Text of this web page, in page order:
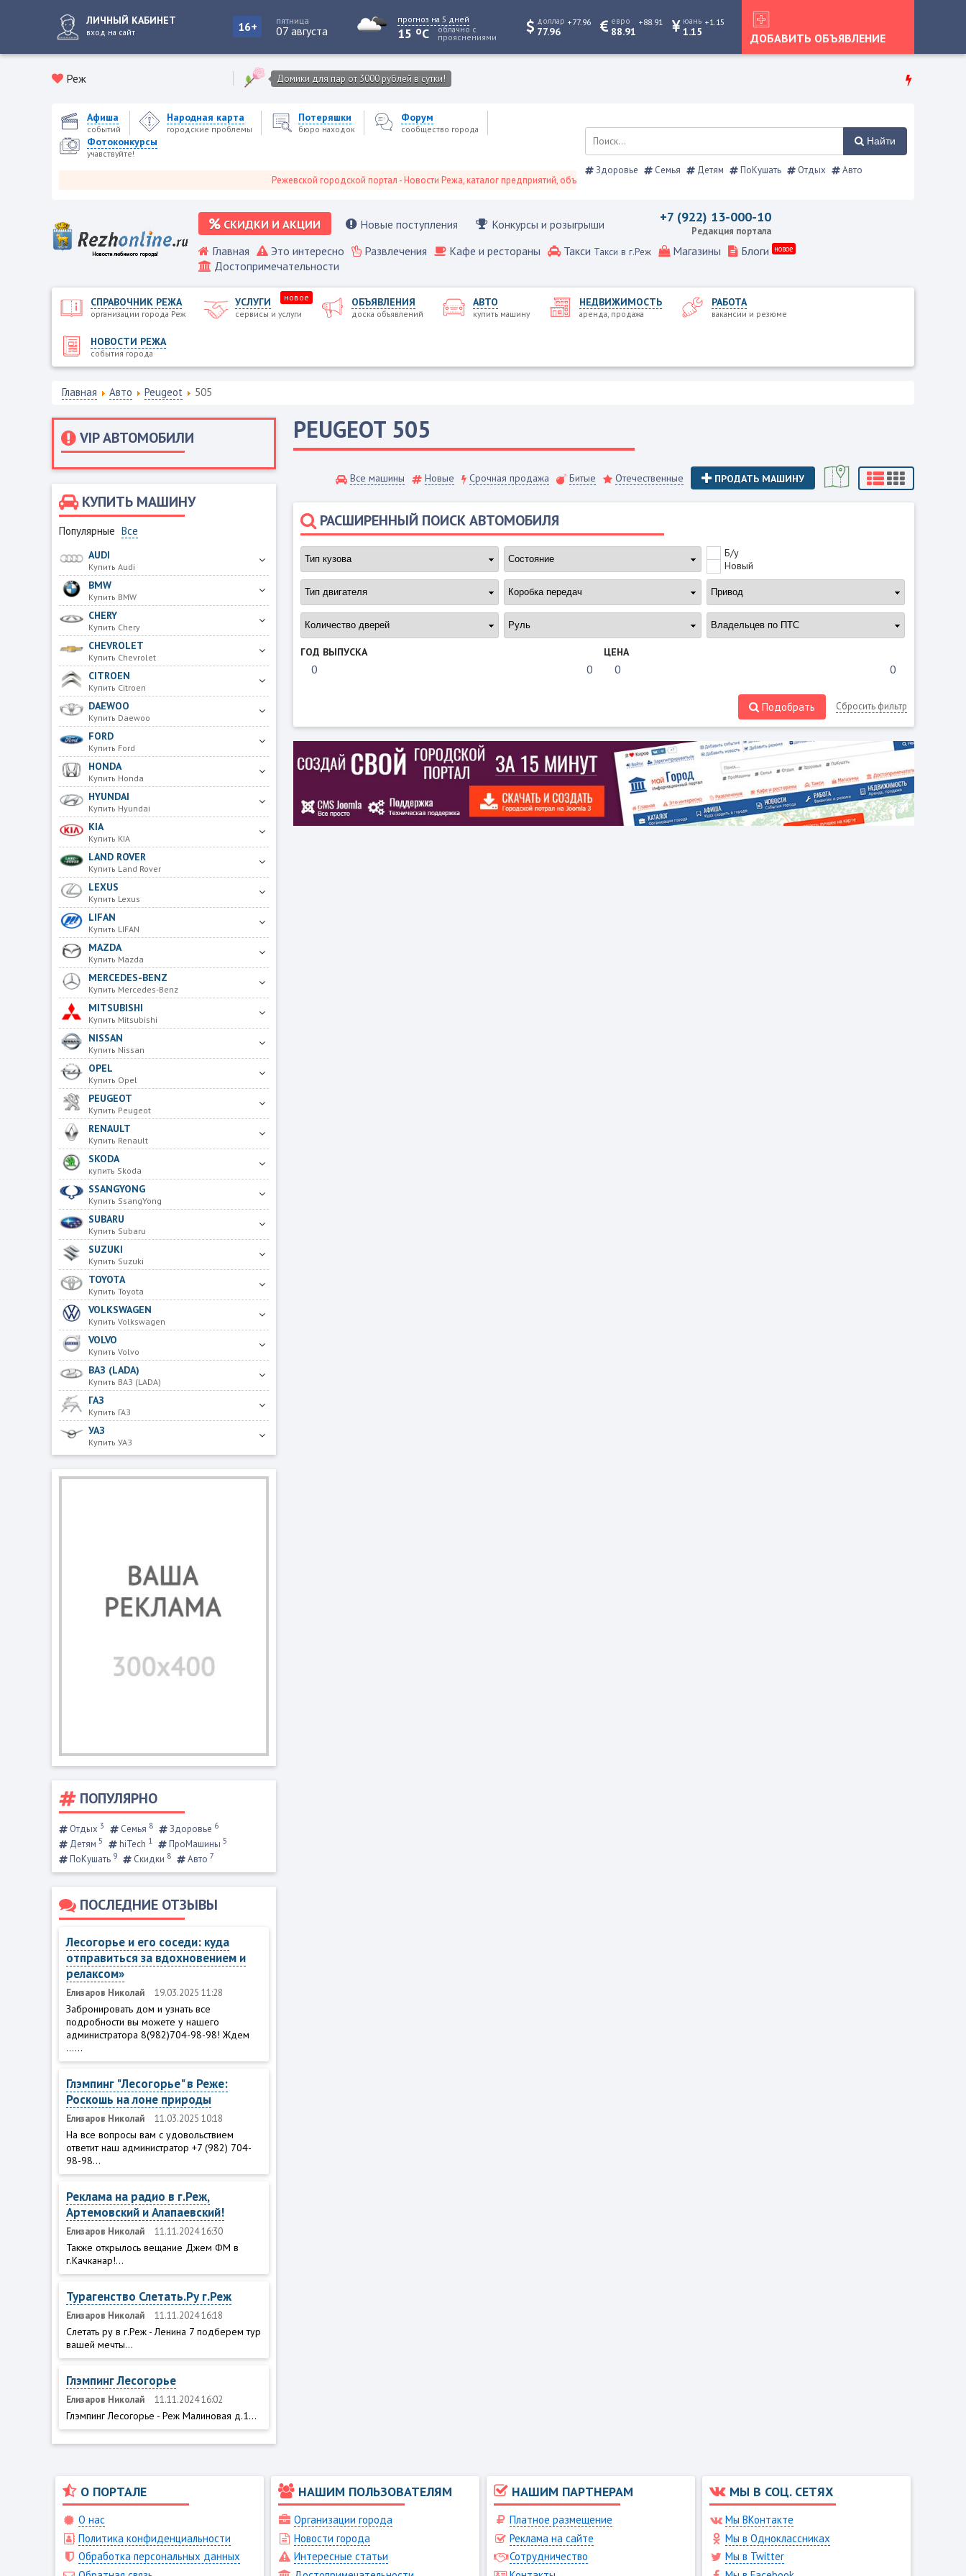
ЛИЧНЫЙ КАБИНЕТ
вход на сайт 16+ пятница
07 августа
прогноз на 5 дней
15 oC облачно с
прояснениями
доллар
77.96
+77.96 евро
88.91
+88.91 юань
1.15
+1.15
ДОБАВИТЬ ОБЪЯВЛЕНИЕ
Реж Домики для пар от 3000 рублей в сутки!
Афиша
событий
Народная карта
городские проблемы
Потеряшки
бюро находок
Форум
сообщество города
Фотоконкурсы
учавствуйте!
Режевской городской портал - Новости Режа, каталог предприятий, объявления, Режевской справочник
Найти
Здоровье Семья Детям ПоКушать Отдых Авто
СКИДКИ И АКЦИИ Новые поступления Конкурсы и розыгрыши +7 (922) 13-000-10
Редакция портала
Главная Это интересно Развлечения Кафе и рестораны Такси Такси в г.Реж Магазины Блоги новое
Достопримечательности
СПРАВОЧНИК РЕЖА
организации города Реж
УСЛУГИ
сервисы и услуги
новое ОБЪЯВЛЕНИЯ
доска объявлений
АВТО
купить машину
НЕДВИЖИМОСТЬ
аренда, продажа
РАБОТА
вакансии и резюме
НОВОСТИ РЕЖА
события города
Главная Авто Peugeot 505
VIP АВТОМОБИЛИ
КУПИТЬ МАШИНУ
Популярные Все
AUDI
Купить Audi
BMW
Купить BMW
CHERY
Купить Chery
CHEVROLET
Купить Chevrolet
CITROEN
Купить Citroen
DAEWOO
Купить Daewoo
FORD
Купить Ford
HONDA
Купить Honda
HYUNDAI
Купить Hyundai
KIA
Купить KIA
LAND ROVER
Купить Land Rover
LEXUS
Купить Lexus
LIFAN
Купить LIFAN
MAZDA
Купить Mazda
MERCEDES-BENZ
Купить Mercedes-Benz
MITSUBISHI
Купить Mitsubishi
NISSAN
Купить Nissan
OPEL
Купить Opel
PEUGEOT
Купить Peugeot
RENAULT
Купить Renault
SKODA
купить Skoda
SSANGYONG
Купить SsangYong
SUBARU
Купить Subaru
SUZUKI
Купить Suzuki
TOYOTA
Купить Toyota
VOLKSWAGEN
Купить Volkswagen
VOLVO
Купить Volvo
ВАЗ (LADA)
Купить ВАЗ (LADA)
ГАЗ
Купить ГАЗ
УАЗ
Купить УАЗ
ПОПУЛЯРНО
Отдых 3 Семья 8 Здоровье 6
Детям 5 hiTech 1 ПроМашины 5
ПоКушать 9 Скидки 8 Авто 7
ПОСЛЕДНИЕ ОТЗЫВЫ
Лесогорье и его соседи: куда
отправиться за вдохновением и
релаксом»
Елизаров Николай 19.03.2025 11:28
Забронировать дом и узнать все
подробности вы можете у нашего
администратора 8(982)704-98-98! Ждем
......
Глэмпинг "Лесогорье" в Реже:
Роскошь на лоне природы
Елизаров Николай 11.03.2025 10:18
На все вопросы вам с удовольствием
ответит наш администратор +7 (982) 704-
98-98...
Реклама на радио в г.Реж,
Артемовский и Алапаевский!
Елизаров Николай 11.11.2024 16:30
Также открылось вещание Джем ФМ в
г.Качканар!...
Турагенство Слетать.Ру г.Реж
Елизаров Николай 11.11.2024 16:18
Слетать ру в г.Реж - Ленина 7 подберем тур
вашей мечты...
Глэмпинг Лесогорье
Елизаров Николай 11.11.2024 16:02
Глэмпинг Лесогорье - Реж Малиновая д.1...
PEUGEOT 505
Все машины Новые Срочная продажа Битые Отечественные ПРОДАТЬ МАШИНУ
РАСШИРЕННЫЙ ПОИСК АВТОМОБИЛЯ
Б/у
Новый
ГОД ВЫПУСКА ЦЕНА
Подобрать Сбросить фильтр
О ПОРТАЛЕ
О нас
Политика конфиденциальности
Обработка персональных данных
НАШИМ ПОЛЬЗОВАТЕЛЯМ
Организации города
Новости города
Интересные статьи
НАШИМ ПАРТНЕРАМ
Платное размещение
Реклама на сайте
Сотрудничество
МЫ В СОЦ. СЕТЯХ
Мы ВКонтакте
Мы в Одноклассниках
Мы в Twitter